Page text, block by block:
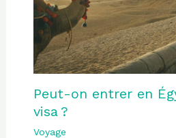
Peut-on entrer en
visa ?
Voyage